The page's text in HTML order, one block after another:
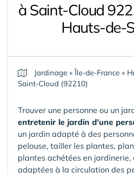
à Saint-Cloud
Hauts-de-
Jardinage »Île-de-France »
Saint-Cloud (92210)
Trouver une personne ou un
entretenir le jardin d'une
un jardin adapté à des
pelouse, tailler les plantes,
plantes achétées en jardinerie,
adaptées à la circulation des